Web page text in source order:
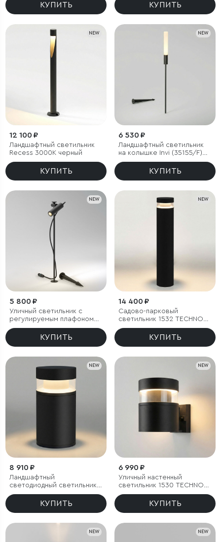
КУПИТЬ КУПИТЬ
NEW
12 100 ₽
Ландшафтный светильник
Recess 3000K черный
КУПИТЬ
NEW
6 530 ₽
Ландшафтный светильник
на колышке Invi (35155/F)
3000K черный
КУПИТЬ
NEW
5 800 ₽
Уличный светильник с
регулируемым плафоном
Covert 3000K черный IP65
КУПИТЬ
NEW
14 400 ₽
Садово-парковый
светильник 1532 TECHNO
LED 3000K чёрный
КУПИТЬ
NEW
8 910 ₽
Ландшафтный
светодиодный светильник
1531 TECHNO LED 3000K
КУПИТЬ
NEW
6 990 ₽
Уличный настенный
светильник 1530 TECHNO
LED 3000K чёрный
КУПИТЬ
NEW NEW